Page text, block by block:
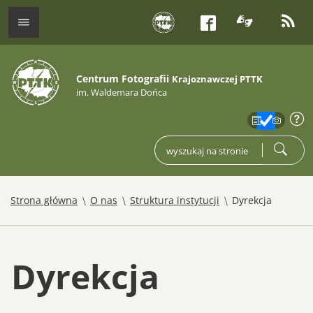
menu
Facebook
tłumacz
Centrum Fotografii Krajoznawczej PTTK
im. Waldemara Dońca
szukaj
Strona główna /
O nas /
Struktura instytucji /
Dyrekcja
Dyrekcja